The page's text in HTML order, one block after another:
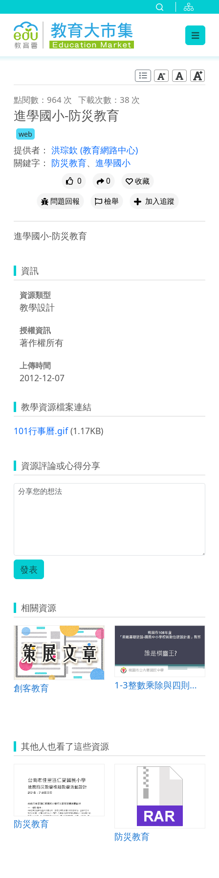
點閱數：964 次 下載次數：38 次
進學國小-防災教育
web
提供者： 洪琮欽 (教育網路中心)
關鍵字： 防災教育、 進學國小
0 0
收藏
問題回報
檢舉 加入追蹤
進學國小-防災教育
資訊
資源類型
教學設計
授權資訊
著作權所有
上傳時間
2012-12-07
教學資源檔案連結
101行事曆.gif(1.17KB)
資源評論或心得分享
發表
相關資源
創客教育 1-3整數乘除與四則運算、2-1因數與倍數
其他人也看了這些資源
防災教育
防災教育